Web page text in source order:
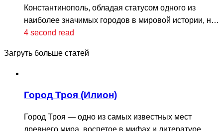
Константинополь, обладая статусом одного из
наиболее значимых городов в мировой истории, н…
4 second read
Загруть больше статей
Город Троя (Илион)
Город Троя — одно из самых известных мест
древнего мира, воспетое в мифах и литературе